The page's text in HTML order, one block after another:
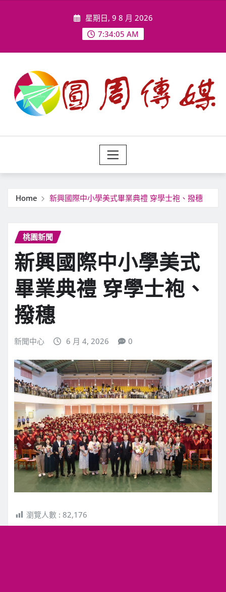
星期日, 9 8 月 2026
7:34:07 AM
Home 新興國際中小學美式畢業典禮 穿學士袍、撥穗
桃園新聞
新興國際中小學美式
畢業典禮 穿學士袍、
撥穗
新聞中心 6 月 4, 2026 0
瀏覽人數 : 82,176